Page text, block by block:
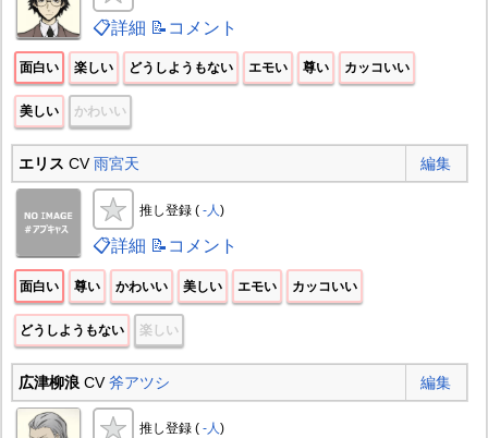
📋詳細 📝コメント
面白い 楽しい どうしようもない エモい 尊い カッコいい
美しい かわいい
エリス CV雨宮天 編集
推し登録 ( -人 )
📋詳細 📝コメント
面白い 尊い かわいい 美しい エモい カッコいい
どうしようもない 楽しい
広津柳浪CV斧アツシ 編集
推し登録 ( -人)